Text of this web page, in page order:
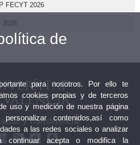
FECYT 2026
2026
y Transferencia
de
para nosotros. Por ello te
cookies propias y de terceros
uso y medición de nuestra página
contenidos,así como
a las redes sociales o analizar
continuar acepta o modifica la